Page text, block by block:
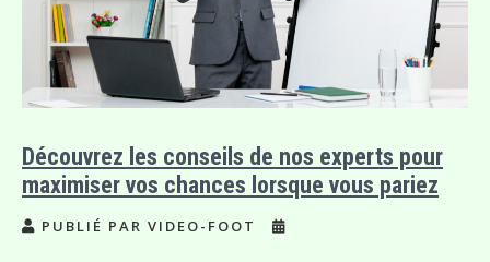
Découvrez les conseils de nos experts pour
maximiser vos chances lorsque vous pariez
PUBLIÉ PAR VIDEO-FOOT